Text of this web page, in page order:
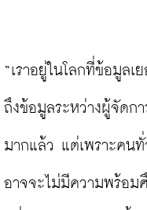
“เราอยู่ในโลกที่ข้อมูลเ
ถึงข้อมูลระหว่างผู้จัดก
มากแล้ว แต่เพราะคน
อาจจะไม่มีความพร้อม